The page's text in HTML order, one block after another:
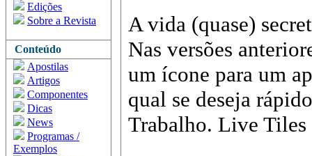
Edições
Sobre a Revista
Conteúdo
Apostilas
Artigos
Componentes
Dicas
News
Programas /
Exemplos
A vida (quase)
Nas versões
um ícone para um
qual se deseja
Trabalho. Live